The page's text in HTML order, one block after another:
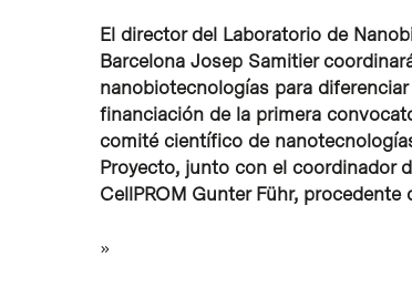
El director del Laboratorio de
Barcelona Josep Samitier
nanobiotecnologías para
financiación de la primera
comité científico de
Proyecto, junto con el coordinador
CellPROM Gunter Führ,
»